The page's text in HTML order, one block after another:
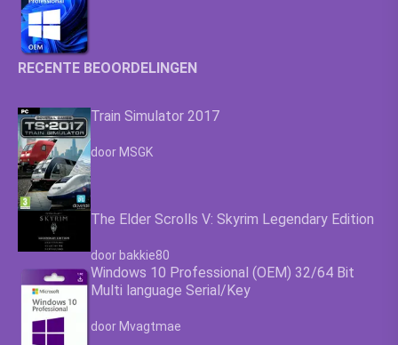
RECENTE BEOORDELINGEN
Train Simulator 2017
Waardering
door MSGK
The Elder Scrolls V: Skyrim Legendary Edition
Waardering4.63
door bakkie80
Windows 10 Professional (OEM) 32/64 Bit
Multi language Serial/Key
Waardering4.63
door Mvagtmae